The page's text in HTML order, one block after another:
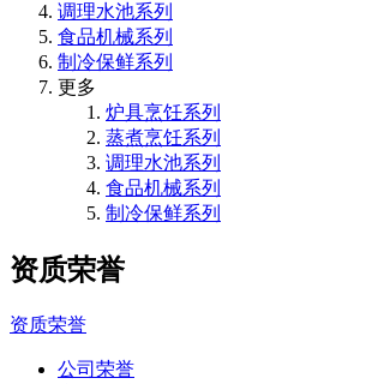
调理水池系列
食品机械系列
制冷保鲜系列
更多
炉具烹饪系列
蒸煮烹饪系列
调理水池系列
食品机械系列
制冷保鲜系列
资质荣誉
资质荣誉
公司荣誉